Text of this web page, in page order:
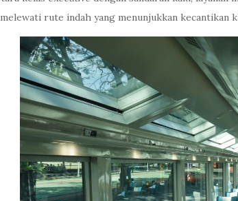
rute indah yang menunjukkan kecantikan